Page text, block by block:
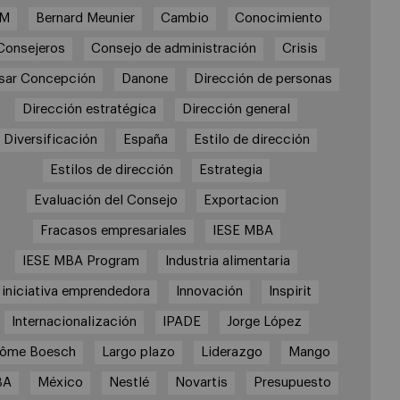
Bernard Meunier Cambio Conocimiento
Consejo de administración Crisis
Concepción Danone Dirección de personas
Dirección estratégica Dirección general
Diversificación España Estilo de dirección
Estilos de dirección Estrategia
Evaluación del Consejo Exportacion
Fracasos empresariales IESE MBA
IESE MBA Program Industria alimentaria
iniciativa emprendedora Innovación Inspirit
Internacionalización IPADE Jorge López
Boesch Largo plazo Liderazgo Mango
México Nestlé Novartis Presupuesto